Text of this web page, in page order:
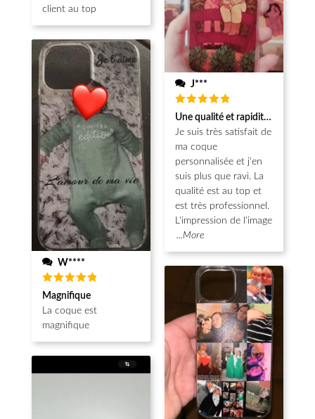
client au top
W****
Note5
sur 5
Magnifique
La coque est
magnifique
J***
Note5
sur 5
Une qualité et rapidité au top!
Je suis très satisfait de
ma coque
personnalisée et j'en
suis plus que ravi. La
qualité est au top et
est très professionnel.
L'impression de l'image
...More